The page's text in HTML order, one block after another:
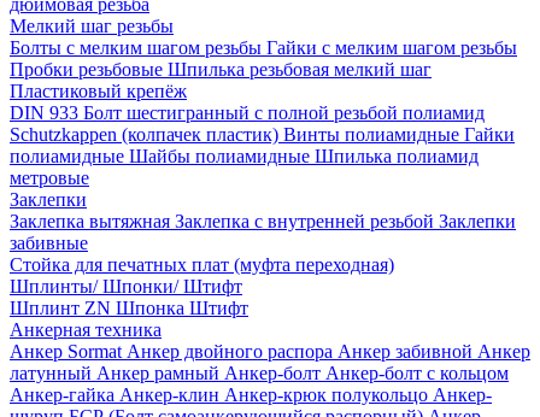
дюймовая резьба
Мелкий шаг резьбы
Болты с мелким шагом резьбы Гайки с мелким шагом резьбы
Пробки резьбовые Шпилька резьбовая мелкий шаг
Пластиковый крепёж
DIN 933 Болт шестигранный с полной резьбой полиамид
Schutzkappen (колпачек пластик) Винты полиамидные Гайки
полиамидные Шайбы полиамидные Шпилька полиамид
метровые
Заклепки
Заклепка вытяжная Заклепка с внутренней резьбой Заклепки
забивные
Стойка для печатных плат (муфта переходная)
Шплинты/ Шпонки/ Штифт
Шплинт ZN Шпонка Штифт
Анкерная техника
Анкер Sormat Анкер двойного распора Анкер забивной Анкер
латунный Анкер рамный Анкер-болт Анкер-болт с кольцом
Анкер-гайка Анкер-клин Анкер-крюк полукольцо Анкер-